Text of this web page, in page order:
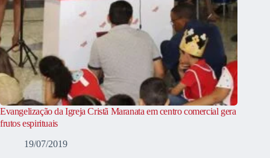
Evangelização da Igreja Cristã Maranata em centro comercial gera
frutos espirituais
19/07/2019